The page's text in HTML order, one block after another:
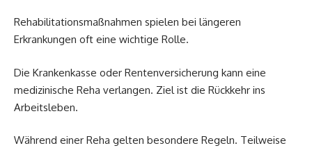
Rehabilitationsmaßnahmen spielen bei längeren
Erkrankungen oft eine wichtige Rolle.
Die Krankenkasse oder Rentenversicherung kann eine
medizinische Reha verlangen. Ziel ist die Rückkehr ins
Arbeitsleben.
Während einer Reha gelten besondere Regeln. Teilweise